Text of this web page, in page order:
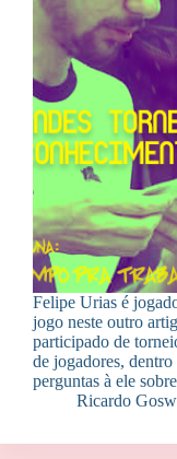
Felipe Urias é
jogo neste outro
participado de
de jogadores,
perguntas à ele
Ricardo